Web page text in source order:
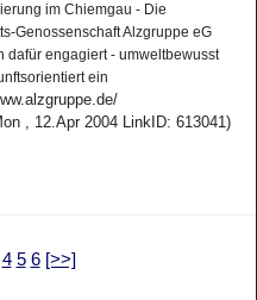
im Chiemgau - Die
Genossenschaft Alzgruppe eG
dafür engagiert - umweltbewusst
ein
, 12.Apr 2004 LinkID: 613041)
4 5 6 [>>]